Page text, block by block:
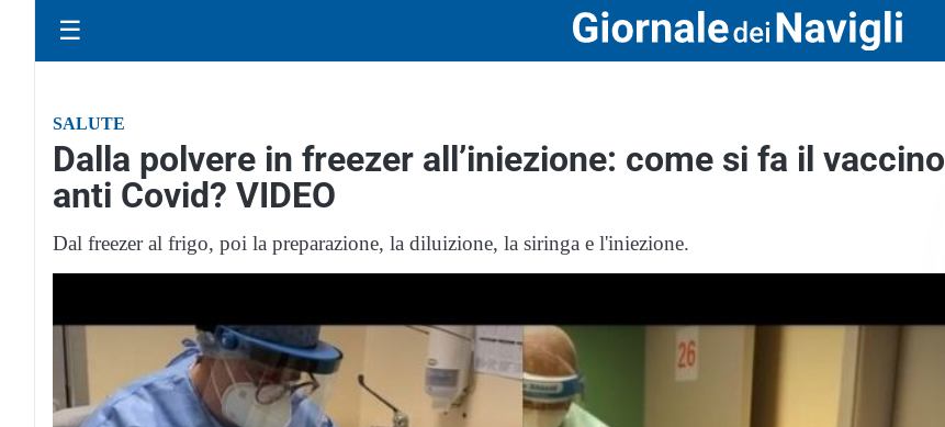
☰
SALUTE
Dalla polvere in freezer all’iniezione: come si fa il vaccino
anti Covid? VIDEO
Dal freezer al frigo, poi la preparazione, la diluizione, la siringa e l'iniezione.